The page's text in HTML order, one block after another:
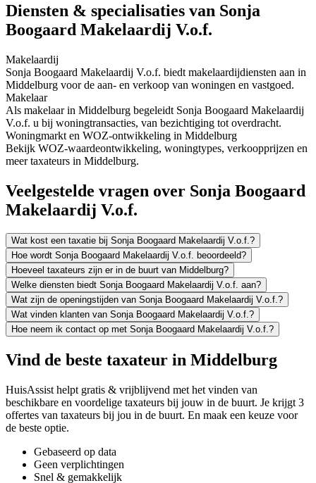
Diensten & specialisaties van Sonja
Boogaard Makelaardij V.o.f.
Makelaardij
Sonja Boogaard Makelaardij V.o.f. biedt makelaardijdiensten aan in
Middelburg voor de aan- en verkoop van woningen en vastgoed.
Makelaar
Als makelaar in Middelburg begeleidt Sonja Boogaard Makelaardij
V.o.f. u bij woningtransacties, van bezichtiging tot overdracht.
Woningmarkt en WOZ-ontwikkeling in Middelburg
Bekijk WOZ-waardeontwikkeling, woningtypes, verkoopprijzen en
meer taxateurs in Middelburg.
Veelgestelde vragen over Sonja Boogaard
Makelaardij V.o.f.
Wat kost een taxatie bij Sonja Boogaard Makelaardij V.o.f.?
Hoe wordt Sonja Boogaard Makelaardij V.o.f. beoordeeld?
Hoeveel taxateurs zijn er in de buurt van Middelburg?
Welke diensten biedt Sonja Boogaard Makelaardij V.o.f. aan?
Wat zijn de openingstijden van Sonja Boogaard Makelaardij V.o.f.?
Wat vinden klanten van Sonja Boogaard Makelaardij V.o.f.?
Hoe neem ik contact op met Sonja Boogaard Makelaardij V.o.f.?
Vind de beste taxateur in Middelburg
HuisAssist helpt gratis & vrijblijvend met het vinden van
beschikbare en voordelige taxateurs bij jouw in de buurt. Je krijgt 3
offertes van taxateurs bij jou in de buurt. En maak een keuze voor
de beste optie.
Gebaseerd op data
Geen verplichtingen
Snel & gemakkelijk